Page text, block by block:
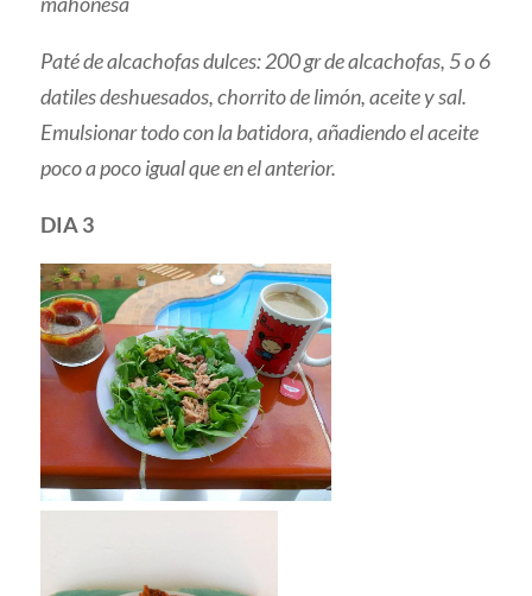
Paté de alcachofas dulces: 200 gr de alcachofas, 5 o 6
datiles deshuesados, chorrito de limón, aceite y sal.
Emulsionar todo con la batidora, añadiendo el aceite
poco a poco igual que en el anterior.
DIA 3